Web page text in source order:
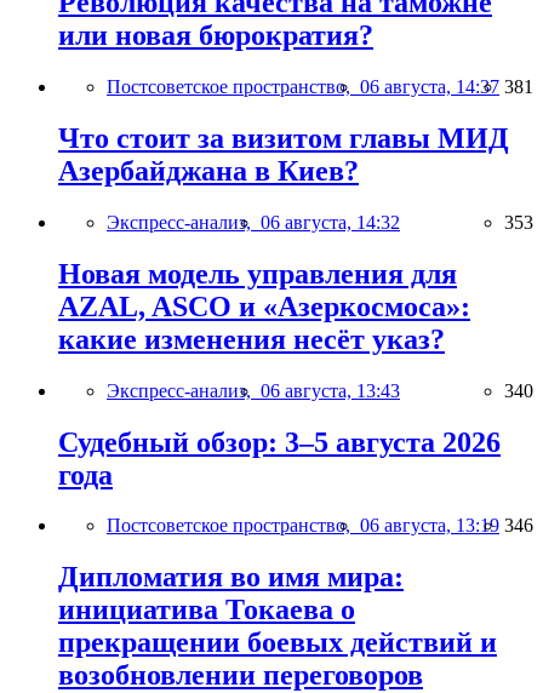
или новая бюрократия?
Постсоветское пространство, 06 августа, 14:37 381
Что стоит за визитом главы МИД
Азербайджана в Киев?
Экспресс-анализ, 06 августа, 14:32 353
Новая модель управления для
AZAL, ASCO и «Азеркосмоса»:
какие изменения несёт указ?
Экспресс-анализ, 06 августа, 13:43 340
Судебный обзор: 3–5 августа 2026
года
Постсоветское пространство, 06 августа, 13:19 346
Дипломатия во имя мира:
инициатива Токаева о
прекращении боевых действий и
возобновлении переговоров